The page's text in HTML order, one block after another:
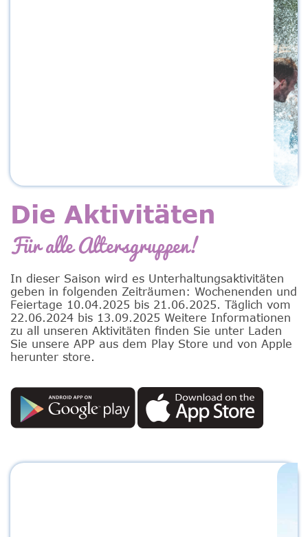
Die Aktivitäten
Für alle Altersgruppen!
In dieser Saison wird es Unterhaltungsaktivitäten
geben in folgenden Zeiträumen: Wochenenden und
Feiertage 10.04.2025 bis 21.06.2025. Täglich vom
22.06.2024 bis 13.09.2025 Weitere Informationen
zu all unseren Aktivitäten finden Sie unter Laden
Sie unsere APP aus dem Play Store und von Apple
herunter store.
Next